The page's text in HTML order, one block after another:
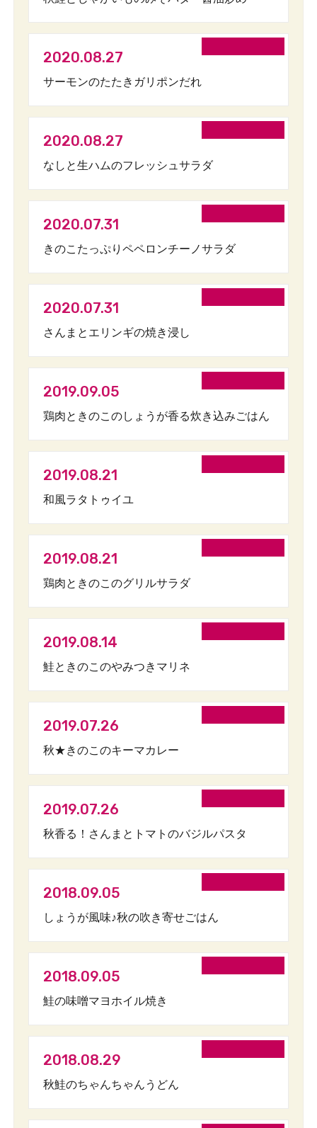
2020.08.27
サーモンのたたきガリポンだれ
2020.08.27
なしと生ハムのフレッシュサラダ
2020.07.31
きのこたっぷりペペロンチーノサラダ
2020.07.31
さんまとエリンギの焼き浸し
2019.09.05
鶏肉ときのこのしょうが香る炊き込みごはん
2019.08.21
和風ラタトゥイユ
2019.08.21
鶏肉ときのこのグリルサラダ
2019.08.14
鮭ときのこのやみつきマリネ
2019.07.26
秋★きのこのキーマカレー
2019.07.26
秋香る！さんまとトマトのバジルパスタ
2018.09.05
しょうが風味♪秋の吹き寄せごはん
2018.09.05
鮭の味噌マヨホイル焼き
2018.08.29
秋鮭のちゃんちゃんうどん